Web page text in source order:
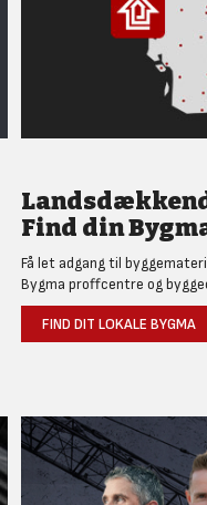
Find din
Få let adgang til
Bygma proffcentre og
FIND DIT LOKALE BYGMA